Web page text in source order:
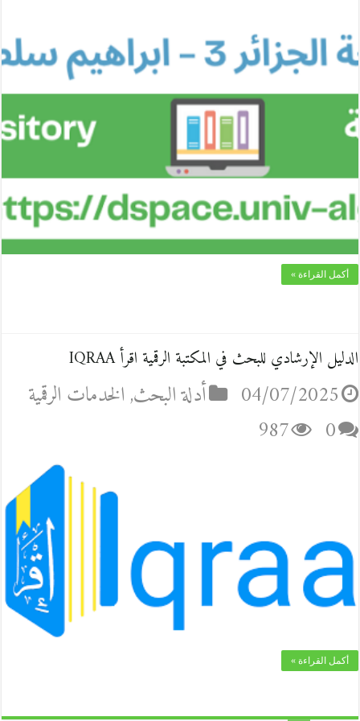
أكمل القراءة »
الدليل الإرشادي للبحث في المكتبة الرقمية اقرأ IQRAA
04/07/2025 أدلة البحث,الخدمات الرقمية
0
987
أكمل القراءة »